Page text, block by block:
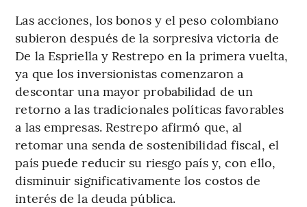
Las acciones, los bonos y el peso colombiano
subieron después de la sorpresiva victoria de
De la Espriella y Restrepo en la primera vuelta,
ya que los inversionistas comenzaron a
descontar una mayor probabilidad de un
retorno a las tradicionales políticas favorables
a las empresas. Restrepo afirmó que, al
retomar una senda de sostenibilidad fiscal, el
país puede reducir su riesgo país y, con ello,
disminuir significativamente los costos de
interés de la deuda pública.